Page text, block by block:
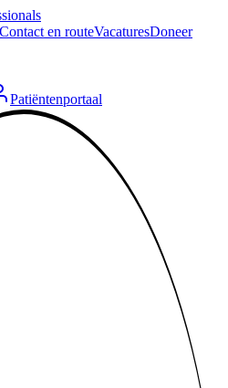
Contact en routeVacaturesDoneer
Patiëntenportaal